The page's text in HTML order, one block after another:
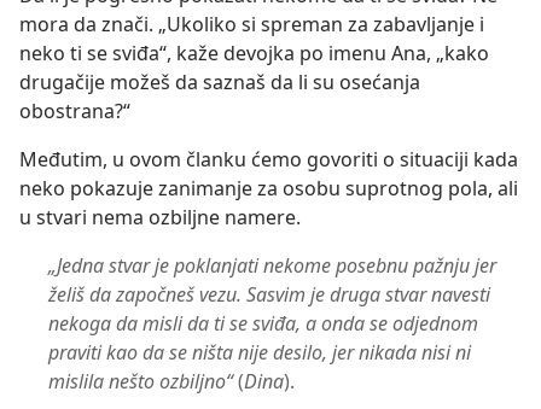
mora da znači. „Ukoliko si spreman za zabavljanje i
neko ti se sviđa“, kaže devojka po imenu Ana, „kako
drugačije možeš da saznaš da li su osećanja
obostrana?“
Međutim, u ovom članku ćemo govoriti o situaciji kada
neko pokazuje zanimanje za osobu suprotnog pola, ali
u stvari nema ozbiljne namere.
„Jedna stvar je poklanjati nekome posebnu pažnju jer
želiš da započneš vezu. Sasvim je druga stvar navesti
nekoga da misli da ti se sviđa, a onda se odjednom
praviti kao da se ništa nije desilo, jer nikada nisi ni
mislila nešto ozbiljno“(Dina).